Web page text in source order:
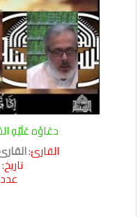
دعَاؤه عَلَيْهِ
القارئ:
تاريخ: